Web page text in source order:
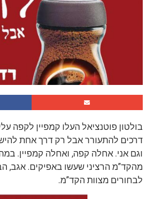
בולטון פוטנציאל העלו קמפיין לקפה
דרכים להתעורר אבל רק דרך אחת
וגם אני. אחלה קפה, ואחלה קמפיין.
מהקד”מ הרציני שעשו באפיקים. אגב,
לבחורים מצוות הקד”מ.